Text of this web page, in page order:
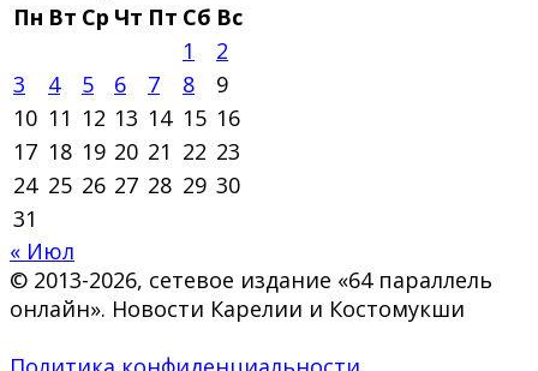
Пн Вт Ср Чт Пт Сб Вс
1
2
3
4 5 6 7 8
9
10 11 12 13 14 15 16
17 18 19 20 21 22 23
24 25 26 27 28 29 30
31
« Июл
© 2013-2026, сетевое издание «64 параллель
онлайн». Новости Карелии и Костомукши